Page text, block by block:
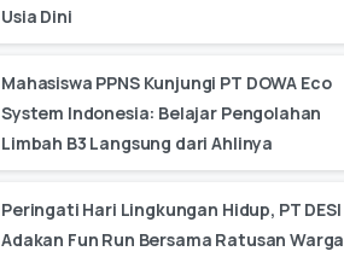
Usia Dini
Mahasiswa PPNS Kunjungi PT DOWA Eco
System Indonesia: Belajar Pengolahan
Limbah B3 Langsung dari Ahlinya
Peringati Hari Lingkungan Hidup, PT DESI
Adakan Fun Run Bersama Ratusan Warga